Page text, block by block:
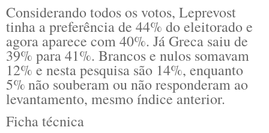
Considerando todos os votos, Leprevost
tinha a preferência de 44% do eleitorado e
agora aparece com 40%. Já Greca saiu de
39% para 41%. Brancos e nulos somavam
12% e nesta pesquisa são 14%, enquanto
5% não souberam ou não responderam ao
levantamento, mesmo índice anterior.
Ficha técnica